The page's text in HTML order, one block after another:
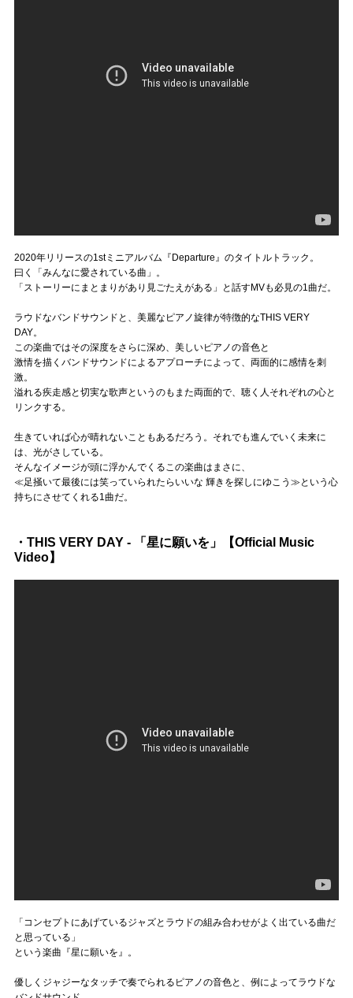
2020年リリースの1stミニアルバム『Departure』のタイトルトラック。
曰く「みんなに愛されている曲」。
「ストーリーにまとまりがあり見ごたえがある」と話すMVも必見の1曲だ。
ラウドなバンドサウンドと、美麗なピアノ旋律が特徴的なTHIS VERY
DAY。
この楽曲ではその深度をさらに深め、美しいピアノの音色と
激情を描くバンドサウンドによるアプローチによって、両面的に感情を刺
激。
溢れる疾走感と切実な歌声というのもまた両面的で、聴く人それぞれの心と
リンクする。
生きていれば心が晴れないこともあるだろう。それでも進んでいく未来に
は、光がさしている。
そんなイメージが頭に浮かんでくるこの楽曲はまさに、
≪足掻いて最後には笑っていられたらいいな 輝きを探しにゆこう≫という心
持ちにさせてくれる1曲だ。
・THIS VERY DAY - 「星に願いを」【Official Music
Video】
「コンセプトにあげているジャズとラウドの組み合わせがよく出ている曲だ
と思っている」
という楽曲『星に願いを』。
優しくジャジーなタッチで奏でられるピアノの音色と、例によってラウドな